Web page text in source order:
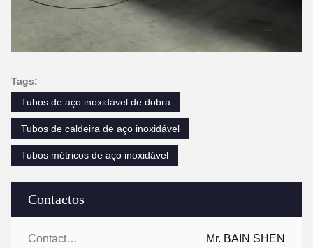
Contactos
Contactos: Mr. BAIN SHEN
Tags:
Tubos de aço inoxidável de dobra
Tubos de caldeira de aço inoxidável
Tubos métricos de aço inoxidável